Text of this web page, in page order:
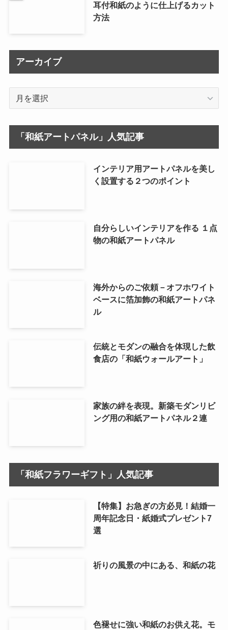
耳付和紙のように仕上げるカット
方法
アーカイブ
「和紙アートパネル」人気記事
インテリア用アートパネルを美し
く設置する２つのポイント
自分らしいインテリアを作る １点
物の和紙アートパネル
海外からのご依頼－オフホワイト
ベースに箔加飾の和紙アートパネ
ル
伝統とモダンの融合を体現した飲
食店の「和紙ウォールアート」
家族の絆を表現。新築モダンリビ
ング用の和紙アートパネル２連
「和紙フラワーギフト」人気記事
【特集】お急ぎの方必見！結婚一
周年記念日・紙婚式プレゼント7
選
祈りの風景の中にある、和紙の花
色褪せに強い和紙のお供え花。モ